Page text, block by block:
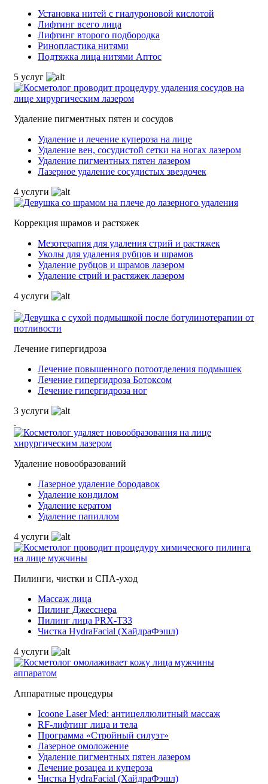
Установка нитей с гиалуроновой кислотой
Лифтинг всего лица
Лифтинг второго подбородка
Ринопластика нитями
Подтяжка лица нитями Аптос
5 услуг
Удаление пигментных пятен и сосудов
Удаление и лечение купероза на лице
Удаление вен, сосудистой сетки на ногах лазером
Удаление пигментных пятен лазером
Лазерное удаление сосудистых звездочек
4 услуги
Коррекция шрамов и растяжек
Мезотерапия для удаления стрий и растяжек
Уколы для удаления рубцов и шрамов
Удаление рубцов и шрамов лазером
Удаление стрий и растяжек лазером
4 услуги
Лечение гипергидроза
Лечение повышенного потоотделения подмышек
Лечение гипергидроза Ботоксом
Лечение гипергидроза ног
3 услуги
Удаление новообразований
Лазерное удаление бородавок
Удаление кондилом
Удаление кератом
Удаление папиллом
4 услуги
Пилинги, чистки и СПА-уход
Массаж лица
Пилинг Джесснера
Пилинг лица PRX-T33
Чистка HydraFacial (ХайдраФэшл)
4 услуги
Аппаратные процедуры
Icoone Laser Med: антицеллюлитный массаж
RF-лифтинг лица и тела
Программа «Стройный силуэт»
Лазерное омоложение
Удаление пигментных пятен лазером
Лечение розацеа и купероза
Чистка HydraFacial (ХайдраФэшл)